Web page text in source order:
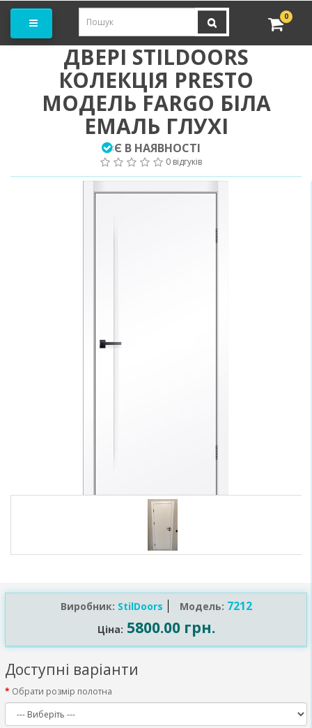
0
ДВЕРІ STILDOORS
КОЛЕКЦІЯ PRESTO
МОДЕЛЬ FARGO БІЛА
ЕМАЛЬ ГЛУХІ
:Є В НАЯВНОСТІ
0 відгуків
Виробник: StilDoors Модель: 7212
Ціна: 5800.00 грн.
Доступні варіанти
Обрати розмір полотна